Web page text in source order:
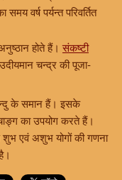
वर्ष पर्यन्त परिवर्तित
होते हैं।संकष्टी
चन्द्र की पूजा-
के समान हैं। इसके
का उपयोग करते हैं।
शुभ एवं अशुभ योगों की गणना